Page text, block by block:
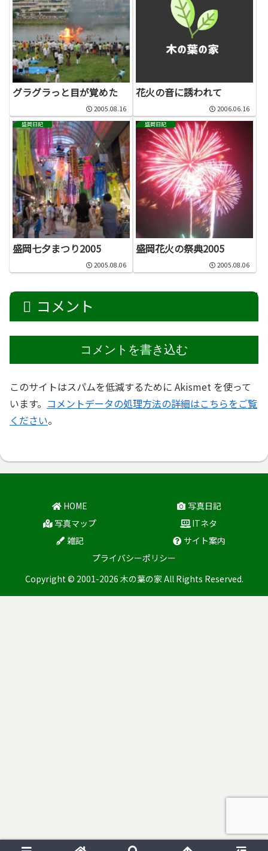
グラグラっと目が覚めた
2005.08.16
花火の音に誘われて
2006.06.16
盛岡日記
盛岡七夕まつり2005
2005.08.06
盛岡日記
盛岡花火の祭典2005
2005.08.06
コメント
コメントを書き込む
このサイトはスパムを低減するために Akismet を使って
います。 コメントデータの処理方法の詳細はこちらをご覧
ください。
HOME
写真日記
写真マップ
ITネタ
雑記
サイト案内
プライバシーポリシー
Copyright © 2001-2026 木の葉の家 All Rights Reserved.